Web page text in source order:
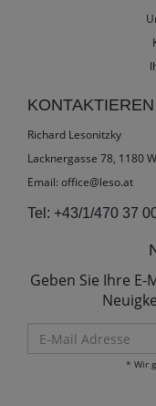
Richard Lesonitzky
Lacknergasse 78, 1180
Email: office@leso.at
Tel: +43/1/470 37
Geben Sie Ihre
* Wir